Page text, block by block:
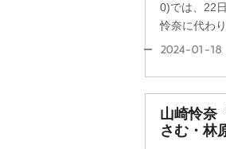
0)では、22
怜奈に代わ
2024-01-18
山崎怜奈
さむ・林